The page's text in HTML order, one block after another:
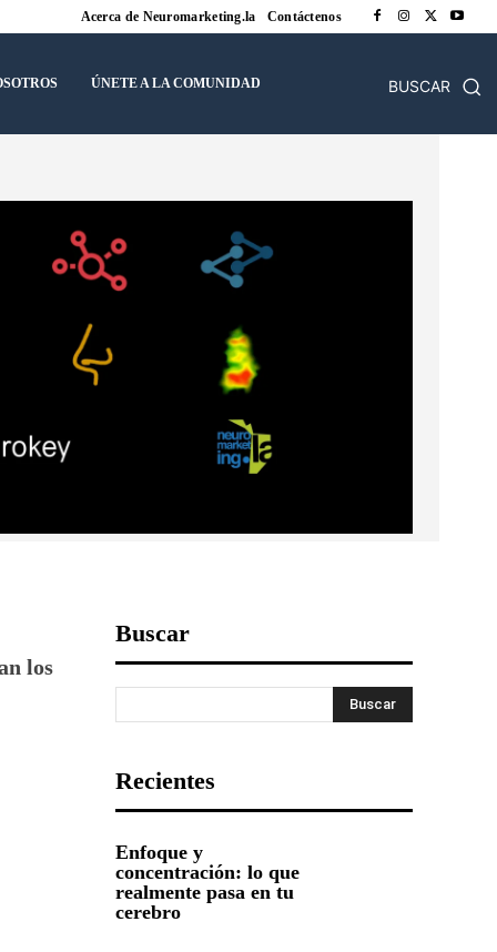
Acerca de Neuromarketing.la Contáctenos
ÚNETE A LA COMUNIDAD BUSCAR
los
Buscar
Buscar
Recientes
Enfoque y
concentración: lo que
realmente pasa en tu
cerebro